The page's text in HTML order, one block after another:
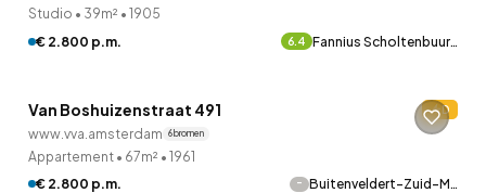
Studio • 39m² • 1905
€ 2.800 p.m.
6.4 Fannius Scholtenbuur…
8 uur geleden ontdekt
QUICKLANE™
Van Boshuizenstraat 491 D
www.vva.amsterdam 6 bronnen
Appartement • 67m² • 1961
€ 2.800 p.m.
- Buitenveldert-Zuid-M…